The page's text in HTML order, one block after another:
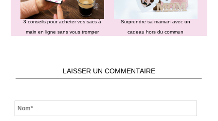
3 conseils pour acheter vos sacs à
main en ligne sans vous tromper
Surprendre sa maman avec un
cadeau hors du commun
LAISSER UN COMMENTAIRE